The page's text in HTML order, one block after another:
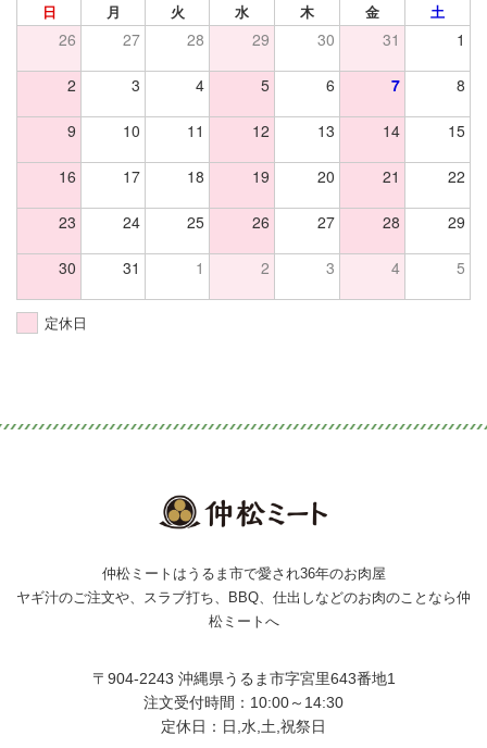
日 月 火 水 木 金 土
26 27 28 29 30 31 1
2 3 4 5 6 7 8
9 10 11 12 13 14 15
16 17 18 19 20 21 22
23 24 25 26 27 28 29
30 31 1 2 3 4 5
定休日
仲松ミートはうるま市で愛され36年のお肉屋
ヤギ汁のご注文や、スラブ打ち、BBQ、仕出しなどのお肉のことなら仲
松ミートへ
〒904-2243 沖縄県うるま市字宮里643番地1
注文受付時間：10:00～14:30
定休日：日,水,土,祝祭日